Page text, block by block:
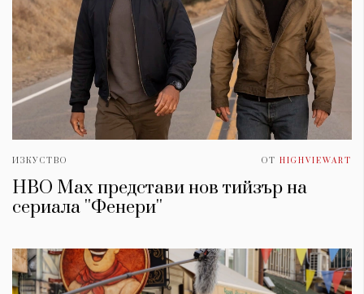
ИЗКУСТВО ОТ HIGHVIEWART
HBO Max представи нов тийзър на
сериала ''Фенери''